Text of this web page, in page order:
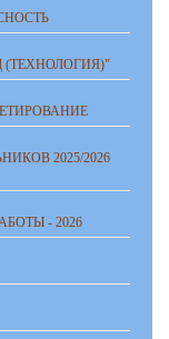
(ТЕХНОЛОГИЯ)"
2025/2026
- 2026